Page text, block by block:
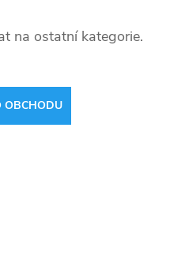
na ostatní kategorie.
OBCHODU